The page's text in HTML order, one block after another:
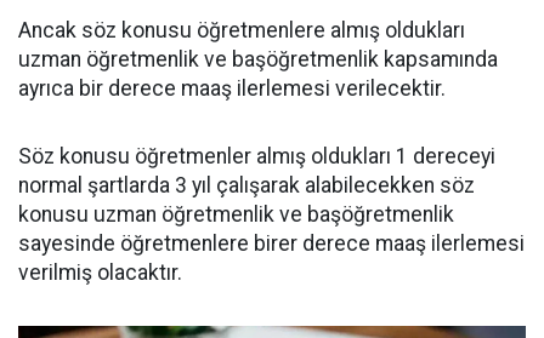
Ancak söz konusu öğretmenlere almış oldukları
uzman öğretmenlik ve başöğretmenlik kapsamında
ayrıca bir derece maaş ilerlemesi verilecektir.
Söz konusu öğretmenler almış oldukları 1 dereceyi
normal şartlarda 3 yıl çalışarak alabilecekken söz
konusu uzman öğretmenlik ve başöğretmenlik
sayesinde öğretmenlere birer derece maaş ilerlemesi
verilmiş olacaktır.